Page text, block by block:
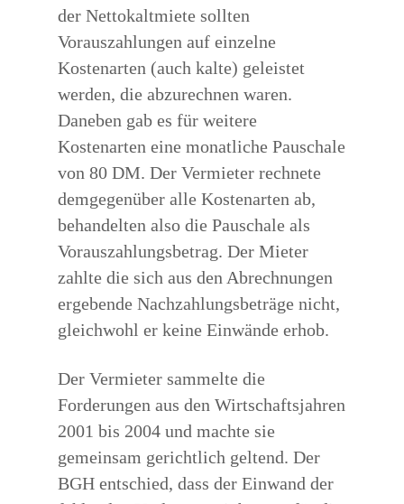
der Nettokaltmiete sollten
Vorauszahlungen auf einzelne
Kostenarten (auch kalte) geleistet
werden, die abzurechnen waren.
Daneben gab es für weitere
Kostenarten eine monatliche Pauschale
von 80 DM. Der Vermieter rechnete
demgegenüber alle Kostenarten ab,
behandelten also die Pauschale als
Vorauszahlungsbetrag. Der Mieter
zahlte die sich aus den Abrechnungen
ergebende Nachzahlungsbeträge nicht,
gleichwohl er keine Einwände erhob.
Der Vermieter sammelte die
Forderungen aus den Wirtschaftsjahren
2001 bis 2004 und machte sie
gemeinsam gerichtlich geltend. Der
BGH entschied, dass der Einwand der